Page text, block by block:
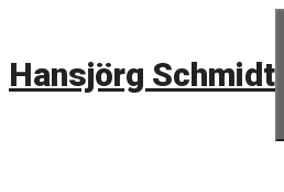
springen
Hansjörg Schmidt